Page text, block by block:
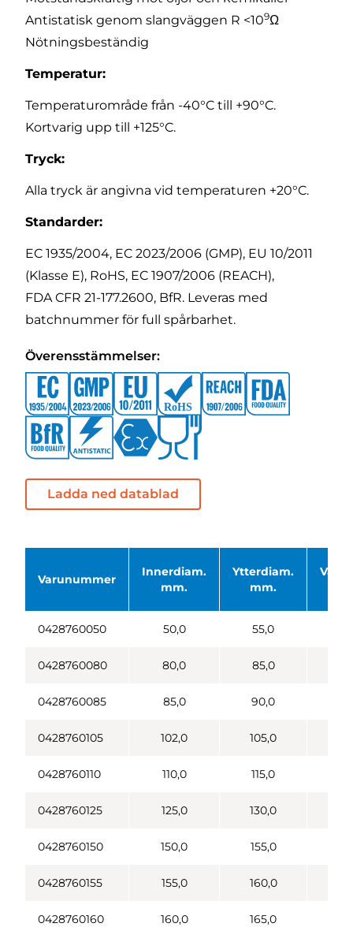
Antistatisk genom slangväggen R <109Ω
Nötningsbeständig
Temperatur:
Temperaturområde från -40°C till +90°C.
Kortvarig upp till +125°C.
Tryck:
Alla tryck är angivna vid temperaturen +20°C.
Standarder:
EC 1935/2004, EC 2023/2006 (GMP), EU 10/2011
(Klasse E), RoHS, EC 1907/2006 (REACH),
FDA CFR 21-177.2600, BfR. Leveras med
batchnummer för full spårbarhet.
Överensstämmelser:
Ladda ned datablad
Varunummer
Innerdiam.
mm.
Ytterdiam.
mm.
0428760050 50,0 55,0
0428760080 80,0 85,0
0428760085 85,0 90,0
0428760105 102,0 105,0
0428760110 110,0 115,0
0428760125 125,0 130,0
0428760150 150,0 155,0
0428760155 155,0 160,0
0428760160 160,0 165,0